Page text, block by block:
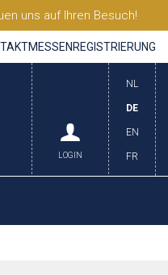
uns auf Ihren Besuch!
MESSEN REGISTRIERUNG
NL
DE
EN
FR
LOGIN